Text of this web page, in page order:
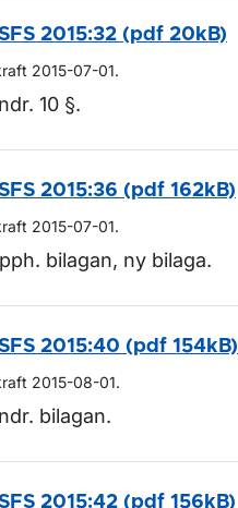
2015:32 (pdf 20kB)
2015-07-01.
10 §.
2015:36 (pdf 162kB)
2015-07-01.
bilagan, ny bilaga.
2015:40 (pdf 154kB)
2015-08-01.
bilagan.
2015:42 (pdf 156kB)